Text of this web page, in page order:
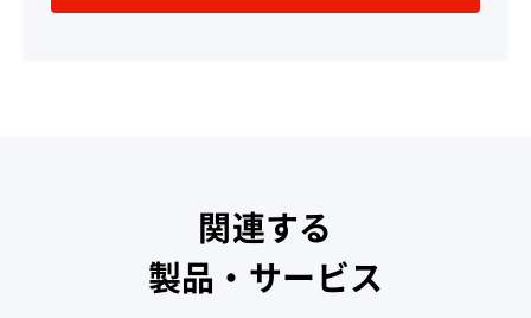
関連する
製品・サービス